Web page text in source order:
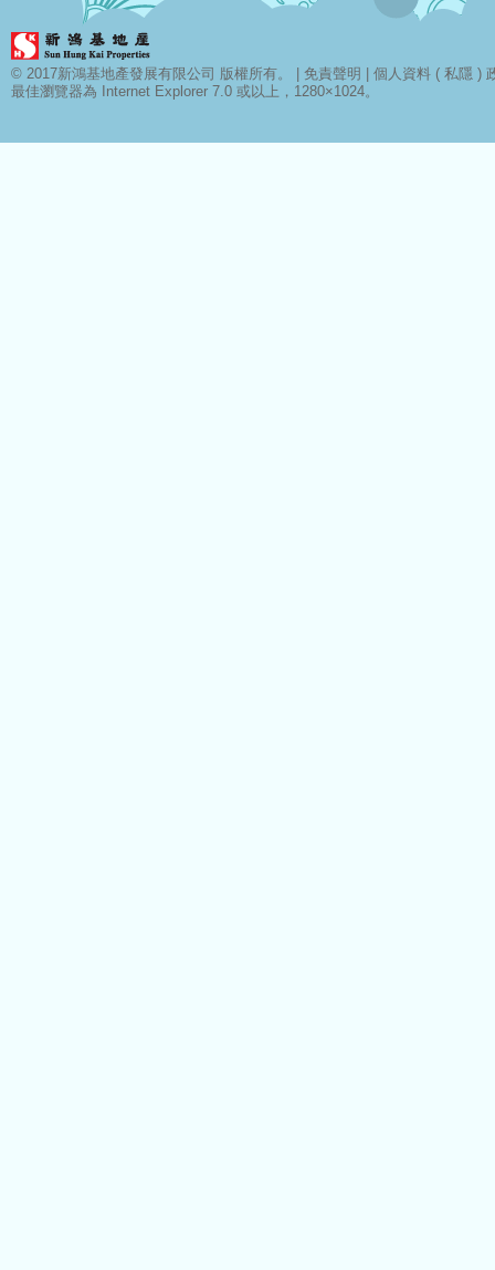
© 2017新鴻基地產發展有限公司 版權所有。 | 免責聲明
個人資料 ( 私隱 )
最佳瀏覽器為 Internet Explorer 7.0 或以上，1280×1024。